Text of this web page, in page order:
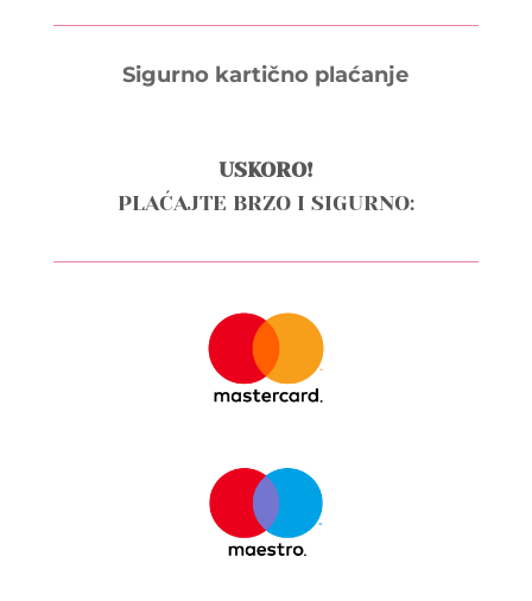
Sigurno kartično plaćanje
USKORO!
PLAĆAJTE BRZO I SIGURNO: